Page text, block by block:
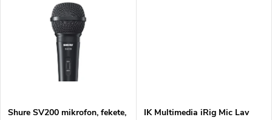
é
Shure SV200 mikrofon, fekete,
IK Multimedia iRig Mic Lav